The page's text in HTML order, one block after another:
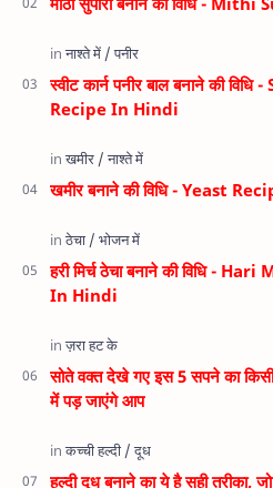
स्वीट कार्न पनीर बाल बनाने की
Recipe In Hindi
खमीर बनाने की विधि - Yeast
हरी मिर्च ठेचा बनाने की विधि -
In Hindi
सोते वक्त देखे गए इस 5 सपने का
में पड़ जाएंगे आप
हल्दी दूध बनाने का ये है सही तरीका,